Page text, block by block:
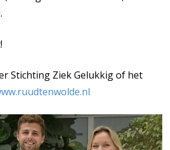
Stichting Ziek Gelukkig of het